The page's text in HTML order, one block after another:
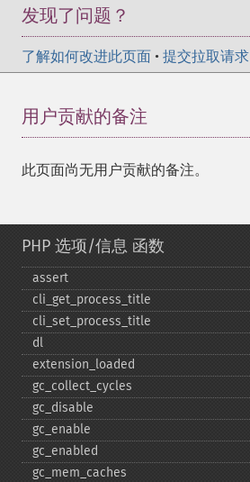
发现了问题？
了解如何改进此页面 • 提交拉取请求
用户贡献的备注
此页面尚无用户贡献的备注。
PHP 选项/信息 函数
assert
cli_​get_​process_​title
cli_​set_​process_​title
dl
extension_​loaded
gc_​collect_​cycles
gc_​disable
gc_​enable
gc_​enabled
gc_​mem_​caches